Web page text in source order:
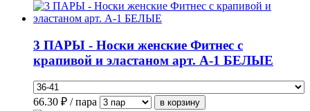
3 ПАРЫ - Носки женские Фитнес с
крапивой и эластаном арт. А-1 БЕЛЫЕ
66.30 ₽ / пара